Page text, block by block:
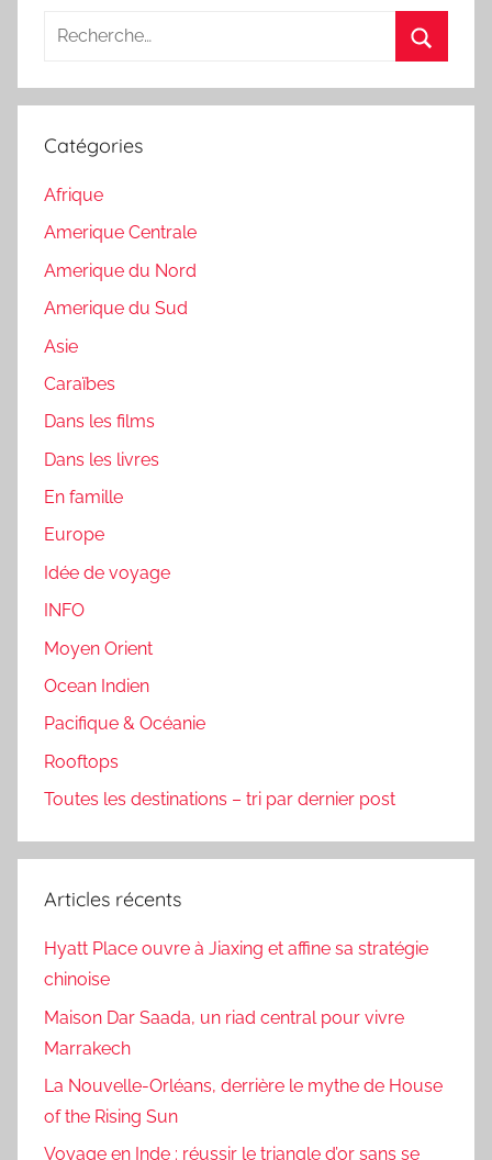
publications
Recherche
:
Catégories
Afrique
Amerique Centrale
Amerique du Nord
Amerique du Sud
Asie
Caraïbes
Dans les films
Dans les livres
En famille
Europe
Idée de voyage
INFO
Moyen Orient
Ocean Indien
Pacifique & Océanie
Rooftops
Toutes les destinations – tri par dernier post
Articles récents
Hyatt Place ouvre à Jiaxing et affine sa stratégie
chinoise
Maison Dar Saada, un riad central pour vivre
Marrakech
La Nouvelle-Orléans, derrière le mythe de House
of the Rising Sun
Voyage en Inde : réussir le triangle d’or sans se